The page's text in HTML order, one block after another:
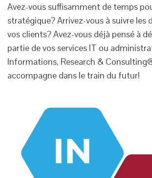
Avez-vous suffisamment de temps
stratégique? Arrivez-vous à suivre les
vos clients? Avez-vous déjà pensé à
partie de vos services IT ou
Informations, Research &
accompagne dans le train du futur!